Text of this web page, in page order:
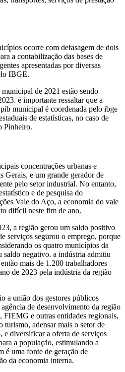
ocorre com defasagem de dois
a contabilização das bases de
apresentadas por diversas
IBGE.
de 2021 estão sendo
é importante ressaltar que a
municipal é coordenada pelo ibge
de estatísticas, no caso de
Pinheiro.
concentrações urbanas e
Gerais, e um grande gerador de
pelo setor industrial. No entanto,
e de pesquisa do
Vale do Aço, a economia do vale
difícil neste fim de ano.
a região gerou um saldo positivo
serviços segurou o emprego, porque
os quatro municípios da
saldo negativo. a indústria admitiu
mais de 1.200 trabalhadores
de 2023 pela indústria da região
a união dos gestores públicos
de desenvolvimento da região
e outras entidades regionais,
turismo, adensar mais o setor de
e diversificar a oferta de serviços
a população, estimulando a
é uma fonte de geração de
da economia interna.